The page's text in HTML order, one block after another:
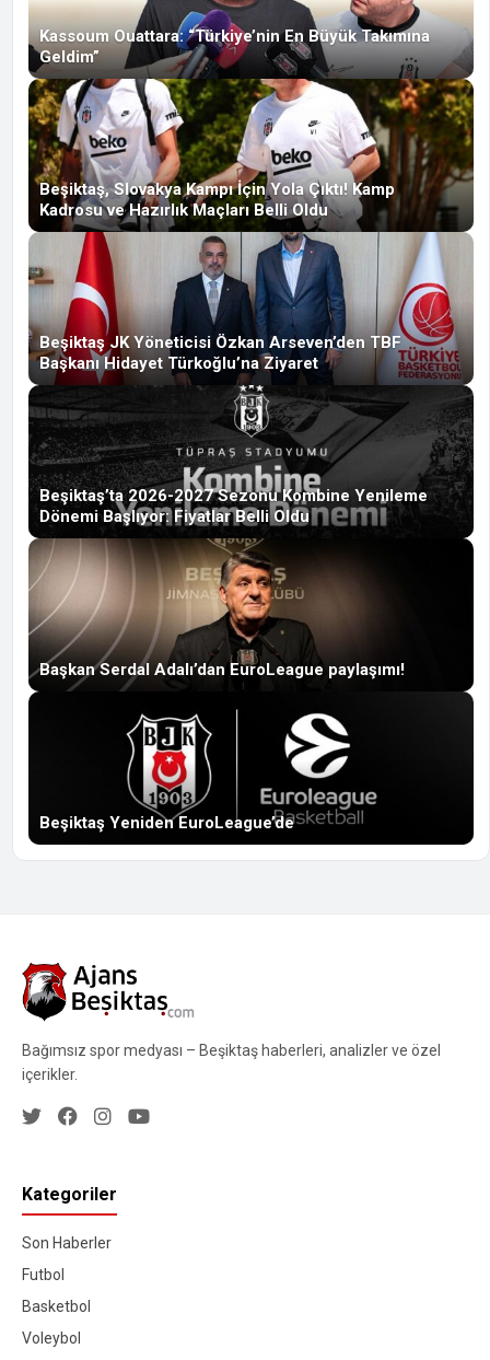
Kassoum Ouattara: “Türkiye’nin En Büyük Takımına
Geldim”
Beşiktaş, Slovakya Kampı İçin Yola Çıktı! Kamp
Kadrosu ve Hazırlık Maçları Belli Oldu
Beşiktaş JK Yöneticisi Özkan Arseven’den TBF
Başkanı Hidayet Türkoğlu’na Ziyaret
Beşiktaş’ta 2026-2027 Sezonu Kombine Yenileme
Dönemi Başlıyor: Fiyatlar Belli Oldu
Başkan Serdal Adalı’dan EuroLeague paylaşımı!
Beşiktaş Yeniden EuroLeague’de
Bağımsız spor medyası – Beşiktaş haberleri, analizler ve özel
içerikler.
Kategoriler
Son Haberler
Futbol
Basketbol
Voleybol